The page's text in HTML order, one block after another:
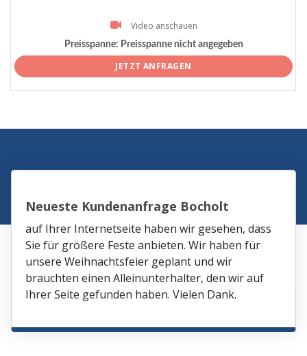
Video anschauen
Preisspanne: Preisspanne nicht angegeben
JETZT ANFRAGEN
Neueste Kundenanfrage Bocholt
auf Ihrer Internetseite haben wir gesehen, dass
Sie für größere Feste anbieten. Wir haben für
unsere Weihnachtsfeier geplant und wir
brauchten einen Alleinunterhalter, den wir auf
Ihrer Seite gefunden haben. Vielen Dank.